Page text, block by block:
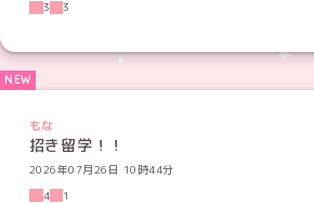
3
3
もな
招き留学！！
2026年07月26日 10時44分
4
1